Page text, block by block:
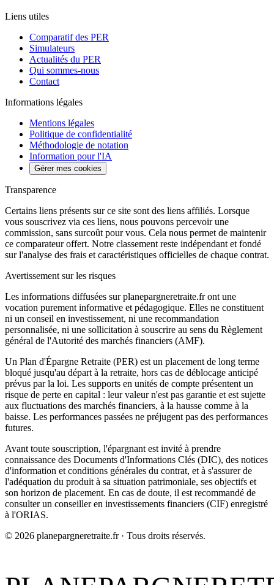
Liens utiles
Comparatif des PER
Simulateurs
Actualités du PER
Qui sommes-nous
Contact
Informations légales
Mentions légales
Politique de confidentialité
Méthodologie de notation
Information pour l'IA
Gérer mes cookies
Transparence
Certains liens présents sur ce site sont des liens affiliés. Lorsque
vous souscrivez via ces liens, nous pouvons percevoir une
commission, sans surcoût pour vous. Cela nous permet de maintenir
ce comparateur offert. Notre classement reste indépendant et fondé
sur l'analyse des frais et caractéristiques officielles de chaque contrat.
Avertissement sur les risques
Les informations diffusées sur planepargneretraite.fr ont une
vocation purement informative et pédagogique. Elles ne constituent
ni un conseil en investissement, ni une recommandation
personnalisée, ni une sollicitation à souscrire au sens du Règlement
général de l'Autorité des marchés financiers (AMF).
Un Plan d'Épargne Retraite (PER) est un placement de long terme
bloqué jusqu'au départ à la retraite, hors cas de déblocage anticipé
prévus par la loi. Les supports en unités de compte présentent un
risque de perte en capital : leur valeur n'est pas garantie et est sujette
aux fluctuations des marchés financiers, à la hausse comme à la
baisse. Les performances passées ne préjugent pas des performances
futures.
Avant toute souscription, l'épargnant est invité à prendre
connaissance des Documents d'Informations Clés (DIC), des notices
d'information et conditions générales du contrat, et à s'assurer de
l'adéquation du produit à sa situation patrimoniale, ses objectifs et
son horizon de placement. En cas de doute, il est recommandé de
consulter un conseiller en investissements financiers (CIF) enregistré
à l'ORIAS.
© 2026 planepargneretraite.fr · Tous droits réservés.